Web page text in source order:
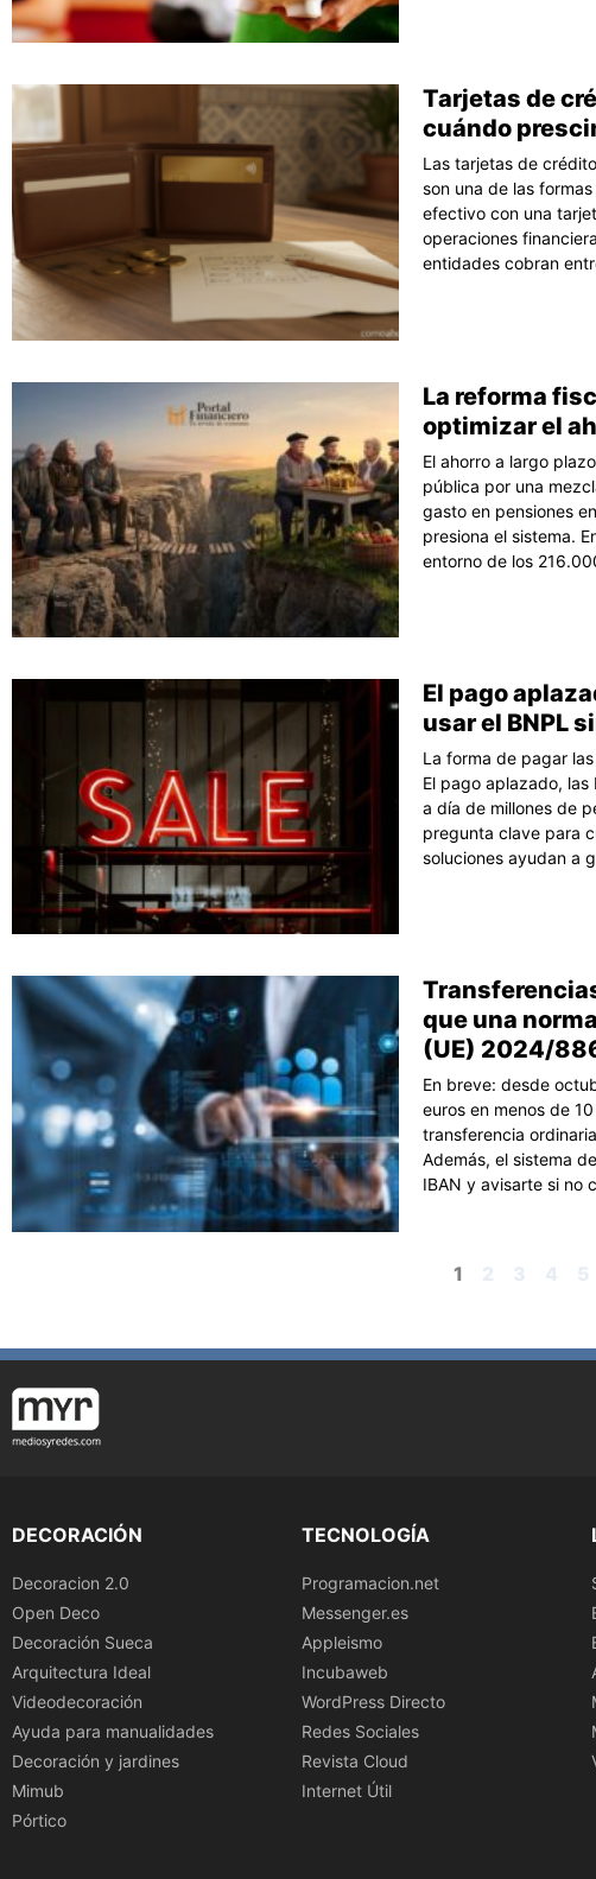
Tarjetas de
cuándo
Las tarjetas de
son una de las
efectivo con una
operaciones
entidades cobran
La reforma
optimizar el
El ahorro a largo
pública por una
gasto en pensiones
presiona el sistema.
entorno de los
El pago
usar el BNPL
La forma de pagar
El pago aplazado,
a día de millones de
pregunta clave para
soluciones ayudan a
que una
(UE) 2024/
En breve: desde
euros en menos de
transferencia
Además, el sistema
IBAN y avisarte si no
1
DECORACIÓN
Decoracion 2.0
Open Deco
Decoración Sueca
Arquitectura Ideal
Videodecoración
Ayuda para manualidades
Decoración y jardines
Mimub
Pórtico
TECNOLOGÍA
Programacion.net
Messenger.es
Appleismo
Incubaweb
WordPress Directo
Redes Sociales
Revista Cloud
Internet Útil